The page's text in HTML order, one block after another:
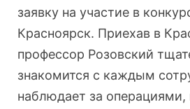
заявку на участие в
Красноярск. Приехав в
профессор Розовский
знакомится с каждым
наблюдает за опе­рациями,